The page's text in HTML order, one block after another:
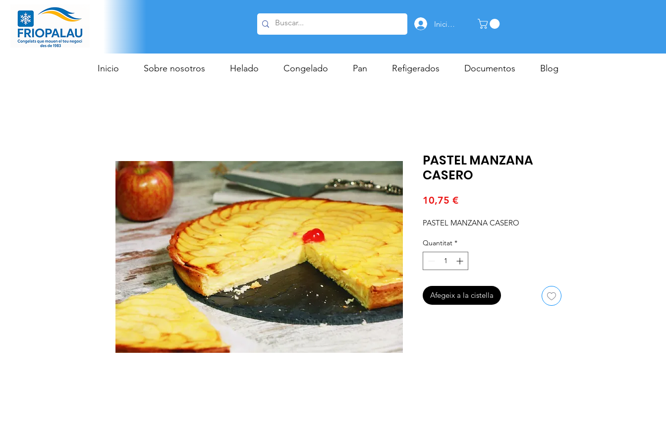
Inicia la sessió
Inicio Sobre nosotros Helado Congelado Pan Refigerados Documentos Blog
PASTEL MANZANA
CASERO
10,75 €Price
PASTEL MANZANA CASERO
Quantitat *
Afegeix a la cistella